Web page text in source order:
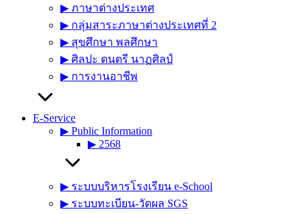
▶︎ ภาษาต่างประเทศ
▶︎ กลุ่มสาระภาษาต่างประเทศที่ 2
▶︎ สุขศึกษา พลศึกษา
▶︎ ศิลปะ ดนตรี นาฏศิลป์
▶︎ การงานอาชีพ
E-Service
▶︎ Public Information
▶︎ 2568
▶︎ ระบบบริหารโรงเรียน e-School
▶︎ ระบบทะเบียน-วัดผล SGS